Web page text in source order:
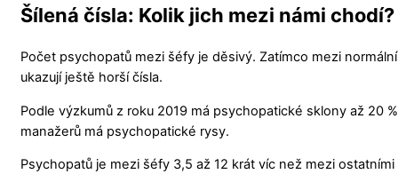
Šílená čísla: Kolik jich mezi námi chodí?
Počet psychopatů mezi šéfy je děsivý. Zatímco mezi
ukazují ještě horší čísla.
Podle výzkumů z roku 2019 má psychopatické sklony až 20
manažerů má psychopatické rysy.
Psychopatů je mezi šéfy 3,5 až 12 krát víc než mezi